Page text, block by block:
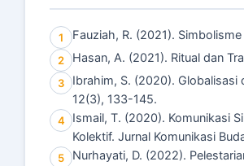
1 Fauziah, R. (2021).
2 Hasan, A. (2021). Ritual dan
3
Ibrahim, S. (2020). Globalisasi
12(3), 133-145.
4
Ismail, T. (2020). Komunikasi
Kolektif. Jurnal Komunikasi
5
Nurhayati, D. (2022).